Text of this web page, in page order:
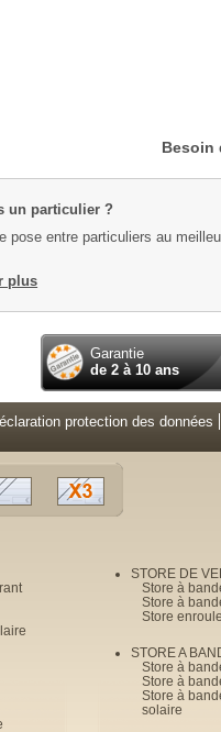
Besoin
un particulier ?
pose entre particuliers au
plus
Garantie
de 2 à 10 ans
protection des données
STORE DE
Store à
Store à
Store
STORE A
Store à
Store à
Store à
solaire